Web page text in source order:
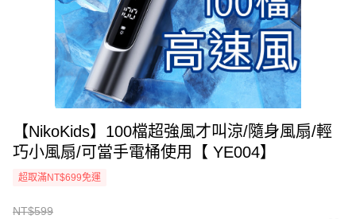
【NikoKids】100檔超強風才叫涼/隨身風扇/輕
巧小風扇/可當手電桶使用【 YE004】
超取滿NT$699免運
NT$599